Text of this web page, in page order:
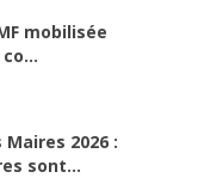
mobilisée
Maires 2026 :
sont...